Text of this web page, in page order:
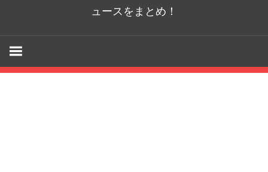
ュースをまとめ！